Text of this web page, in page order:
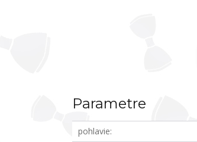
Parametre
pohlavie